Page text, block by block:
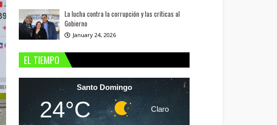
La lucha contra la corrupción y las críticas al
Gobierno
January 24, 2026
EL TIEMPO
Santo Domingo
24°C Claro